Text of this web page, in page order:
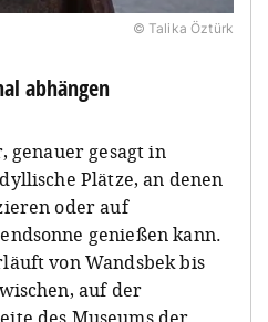
© Talika Öztürk
abhängen
genauer gesagt in
Plätze, an denen
oder auf
genießen kann.
von Wandsbek bis
auf der